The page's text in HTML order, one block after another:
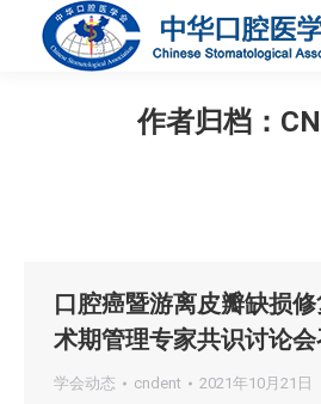
作者归档：
口腔癌暨游离皮瓣缺损
术期管理专家共识讨论
学会动态 cndent 2021年10月21日